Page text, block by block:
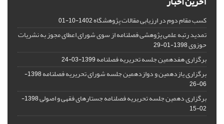
کسب مقام دوم در ارزیابی مقالات پژوهشگاه1402-10-01
تمدید رتبه علمی پژوهشی فصلنامه از سوی شورای اعطای مجوز به نشریات
حوزوی1398-01-29
برگزاری هفدهمین جلسه تحریریه فصلنامه1399-03-24
برگزاری یازدهمین و دوازدهمین جلسه شورای تحریریه فصلنامه
1398-
06-26
برگزاری دهمین جلسه تحریریه فصلنامه جستارهای فقهی و اصولی
1398-
02-15